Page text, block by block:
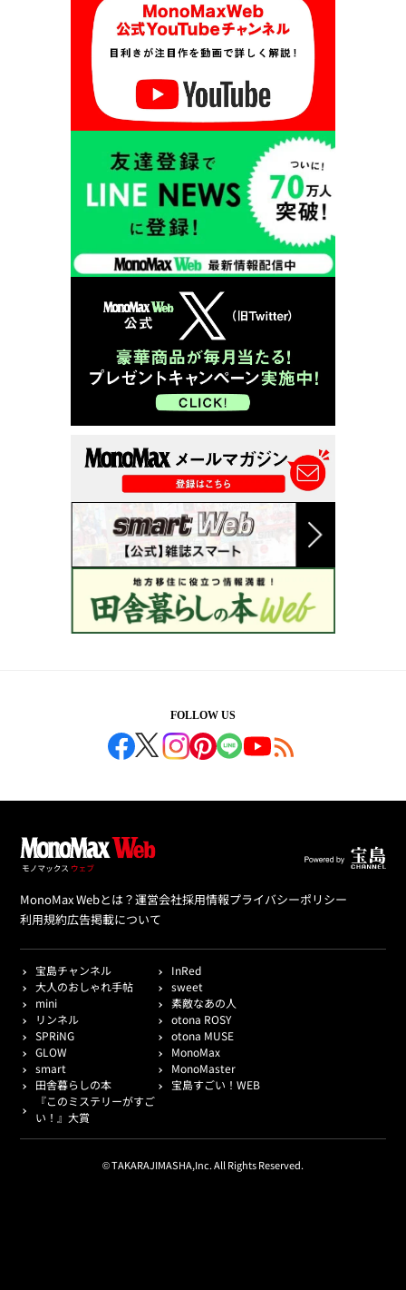
FOLLOW US
MonoMax Webとは？運営会社採用情報プライバシーポリシー
利用規約広告掲載について
宝島チャンネル
InRed
大人のおしゃれ手帖
sweet
mini
素敵なあの人
リンネル
otona ROSY
SPRiNG
otona MUSE
GLOW
MonoMax
smart
MonoMaster
田舎暮らしの本
宝島すごい！WEB
『このミステリーがすご
い！』大賞
© TAKARAJIMASHA,Inc. All Rights Reserved.